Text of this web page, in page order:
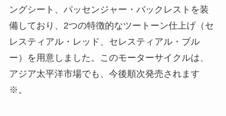
ングシート、パッセンジャー・バックレストを装
備しており、2つの特徴的なツートーン仕上げ（セ
レスティアル・レッド、セレスティアル・ブル
ー）を用意しました。このモーターサイクルは、
アジア太平洋市場でも、今後順次発売されます
※。